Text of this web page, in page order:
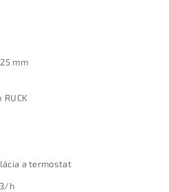
mm
a termostat
h